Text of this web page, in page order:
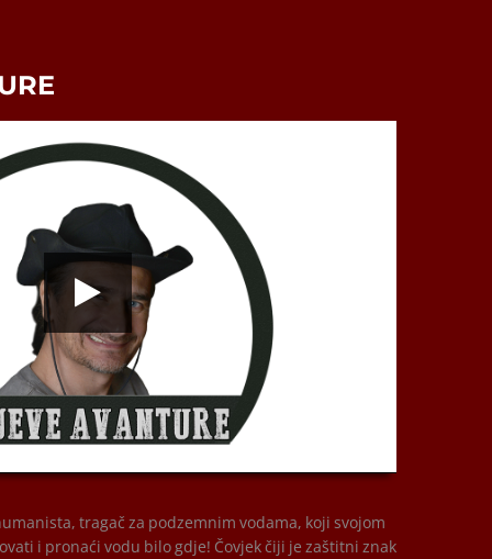
00:00
tragač za podzemnim vodama, koji svojom
i pronaći vodu bilo gdje! Čovjek čiji je zaštitni znak